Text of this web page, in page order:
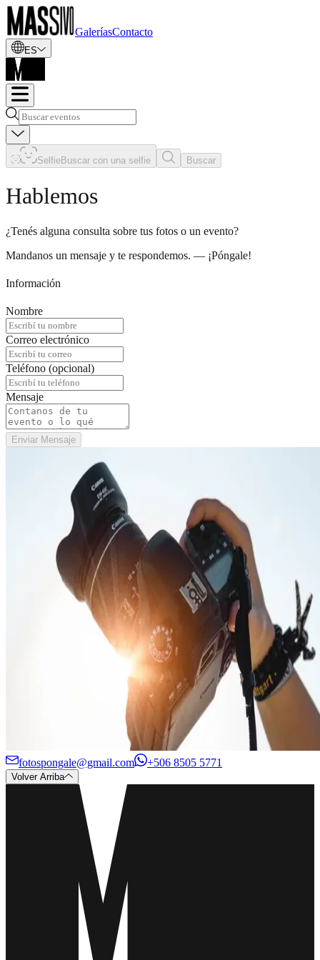
GaleríasContacto
ES
SelfieBuscar con una selfie Buscar
Hablemos
¿Tenés alguna consulta sobre tus fotos o un evento?
Mandanos un mensaje y te respondemos. — ¡Póngale!
Información
Nombre
Correo electrónico
Teléfono (opcional)
Mensaje
Enviar Mensaje
fotospongale@gmail.com +506 8505 5771
Volver Arriba